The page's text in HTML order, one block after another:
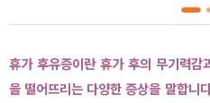
휴가 후유증이란 휴가 후의 무기력
을 떨어뜨리는 다양한 증상을 말합니